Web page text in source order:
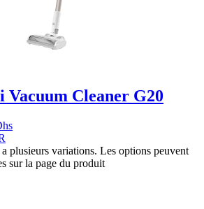
Vacuum Cleaner G20
plusieurs variations. Les options peuvent
sur la page du produit